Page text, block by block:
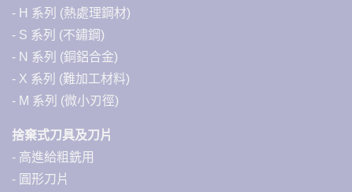
- H 系列 (熱處理鋼材)
- S 系列 (不鏽鋼)
- N 系列 (銅鋁合金)
- X 系列 (難加工材料)
- M 系列 (微小刃徑)
捨棄式刀具及刀片
- 高進給粗銑用
- 圓形刀片